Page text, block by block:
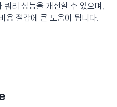
리 성능을 개선할 수 있으며,
용 절감에 큰 도움이 됩니다.